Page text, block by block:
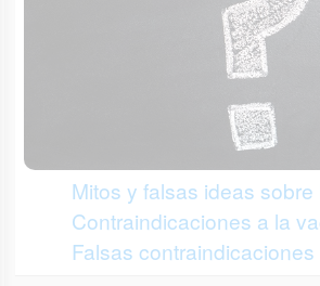
Mitos y falsas ideas
Contraindicaciones a la
Falsas contraindicaciones